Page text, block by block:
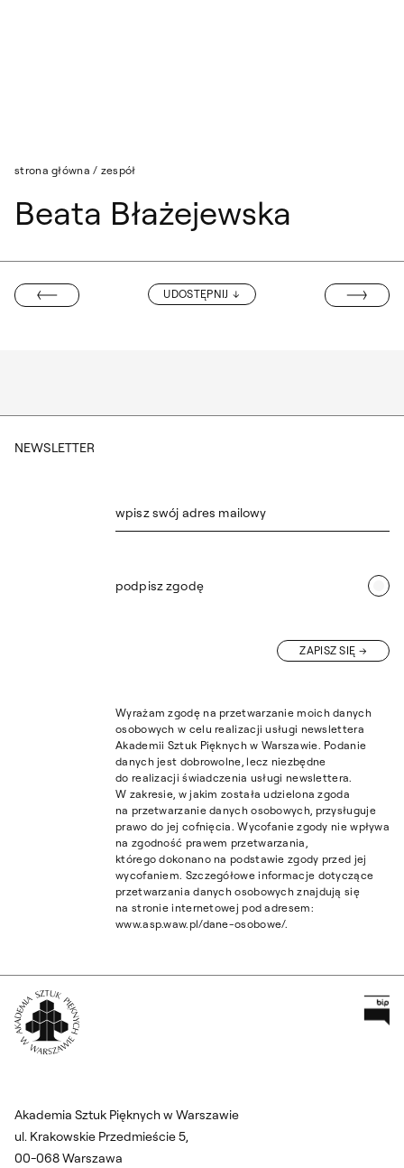
strona główna / zespół
Beata Błażejewska
UDOSTĘPNIJ MIKOŁAJ
NEWSLETTER
wpisz swój adres mailowy
podpisz zgodę
ZAPISZ SIĘ
Wyrażam zgodę na przetwarzanie moich danych
osobowych w celu realizacji usługi newslettera
Akademii Sztuk Pięknych w Warszawie. Podanie
danych jest dobrowolne, lecz niezbędne
do realizacji świadczenia usługi newslettera.
W zakresie, w jakim została udzielona zgoda
na przetwarzanie danych osobowych, przysługuje
prawo do jej cofnięcia. Wycofanie zgody nie wpływa
na zgodność prawem przetwarzania,
którego dokonano na podstawie zgody przed jej
wycofaniem. Szczegółowe informacje dotyczące
przetwarzania danych osobowych znajdują się
na stronie internetowej pod adresem:
www.asp.waw.pl/dane-osobowe/.
Akademia Sztuk Pięknych w Warszawie
ul. Krakowskie Przedmieście 5,
00-068 Warszawa